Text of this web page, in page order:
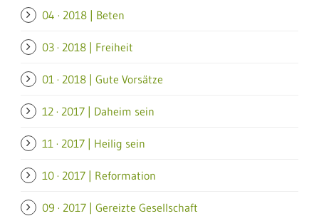
04 · 2018 | Beten
03 · 2018 | Freiheit
01 · 2018 | Gute Vorsätze
12 · 2017 | Daheim sein
11 · 2017 | Heilig sein
10 · 2017 | Reformation
09 · 2017 | Gereizte Gesellschaft